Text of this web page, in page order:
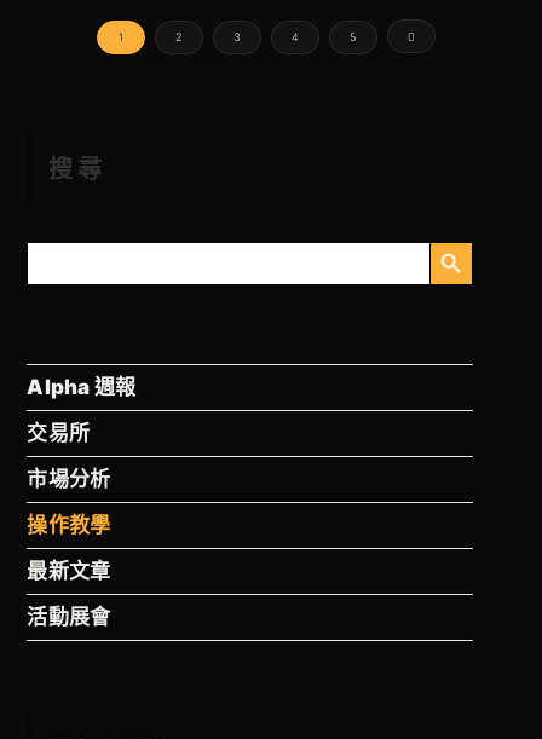
1 2 3 4 5
搜尋
搜
搜尋按鈕
Alpha 週報
交易所
市場分析
操作教學
最新文章
活動展會